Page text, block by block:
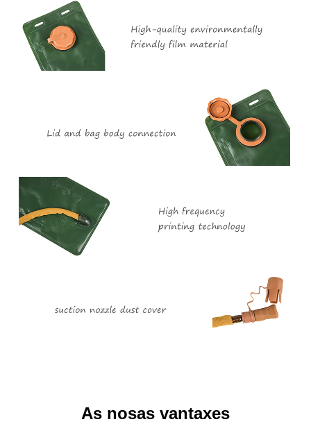
As nosas vantaxes